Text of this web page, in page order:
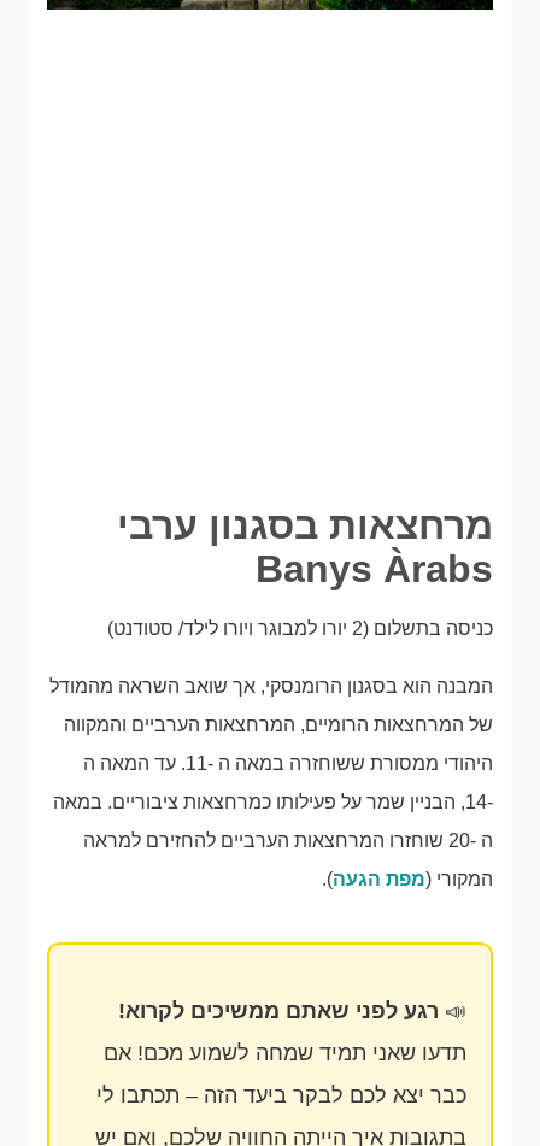
מרחצאות בסגנון ערבי
Banys Àrabs
כניסה בתשלום (2 יורו למבוגר ויורו לילד/ סטודנט)
המבנה הוא בסגנון הרומנסקי, אך שואב השראה מהמודל
של המרחצאות הרומיים, המרחצאות הערביים והמקווה
היהודי ממסורת ששוחזרה במאה ה -11. עד המאה ה
-14, הבניין שמר על פעילותו כמרחצאות ציבוריים. במאה
ה -20 שוחזרו המרחצאות הערביים להחזירם למראה
המקורי (מפת הגעה).
📣 רגע לפני שאתם ממשיכים לקרוא!
תדעו שאני תמיד שמחה לשמוע מכם! אם
כבר יצא לכם לבקר ביעד הזה – תכתבו לי
בתגובות איך הייתה החוויה שלכם, ואם יש